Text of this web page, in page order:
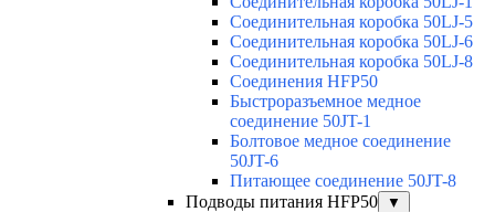
Соединительная коробка 50LJ-5
Соединительная коробка 50LJ-6
Соединительная коробка 50LJ-8
Соединения HFP50
Быстроразъемное медное
соединение 50JT-1
Болтовое медное соединение
50JT-6
Питающее соединение 50JT-8
Подводы питания HFP50
▼